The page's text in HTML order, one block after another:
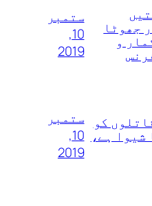
جھوٹا
و
ستمبر
10,
2019
کو
شیوا ہے،
ستمبر
10,
2019